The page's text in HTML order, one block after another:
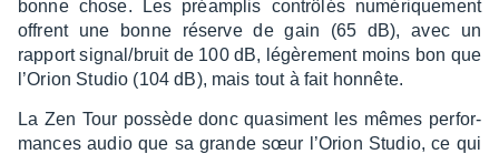
bonne chose. Les préam­plis contrô­lés numé­rique­ment
offrent une bonne réserve de gain (65 dB), avec un
rapport signal/bruit de 100 dB, légè­re­ment moins bon que
l’Orion Studio (104 dB), mais tout à fait honnête.
La Zen Tour possède donc quasi­ment les mêmes perfor­
mances audio que sa grande sœur l’Orion Studio, ce qui